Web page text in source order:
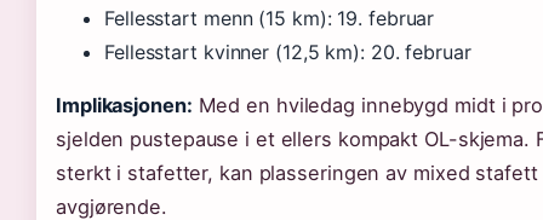
Fellesstart menn (15 km): 19. februar
Fellesstart kvinner (12,5 km): 20. februar
Implikasjonen: Med en hviledag innebygd midt i
sjelden pustepause i et ellers kompakt OL-skjema.
sterkt i stafetter, kan plasseringen av mixed
avgjørende.